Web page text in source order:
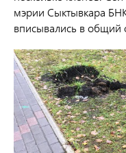
мэрии Сыктывкара
вписывались в общий